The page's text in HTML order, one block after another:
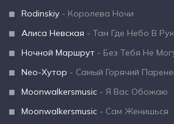
Rodinskiy - Королева Ночи
Алиса Невская - Там Где Небо В
Ночной Маршрут - Без Тебя Не
Neo-Хутор - Самый Горячий
Moonwalkersmusic - Я Вас Обожаю
Moonwalkersmusic - Сам Женишься